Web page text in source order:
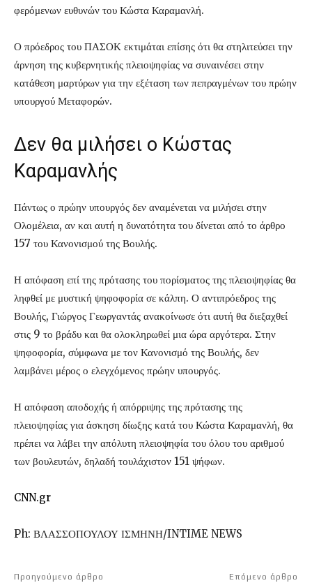
φερόμενων ευθυνών του Κώστα Καραμανλή.
Ο πρόεδρος του ΠΑΣΟΚ εκτιμάται επίσης ότι θα στηλιτεύσει την
άρνηση της κυβερνητικής πλειοψηφίας να συναινέσει στην
κατάθεση μαρτύρων για την εξέταση των πεπραγμένων του πρώην
υπουργού Μεταφορών.
Δεν θα μιλήσει ο Κώστας
Καραμανλής
Πάντως ο πρώην υπουργός δεν αναμένεται να μιλήσει στην
Ολομέλεια, αν και αυτή η δυνατότητα του δίνεται από το άρθρο
157 του Κανονισμού της Βουλής.
Η απόφαση επί της πρότασης του πορίσματος της πλειοψηφίας θα
ληφθεί με μυστική ψηφοφορία σε κάλπη. Ο αντιπρόεδρος της
Βουλής, Γιώργος Γεωργαντάς ανακοίνωσε ότι αυτή θα διεξαχθεί
στις 9 το βράδυ και θα ολοκληρωθεί μια ώρα αργότερα. Στην
ψηφοφορία, σύμφωνα με τον Κανονισμό της Βουλής, δεν
λαμβάνει μέρος ο ελεγχόμενος πρώην υπουργός.
Η απόφαση αποδοχής ή απόρριψης της πρότασης της
πλειοψηφίας για άσκηση δίωξης κατά του Κώστα Καραμανλή, θα
πρέπει να λάβει την απόλυτη πλειοψηφία του όλου του αριθμού
των βουλευτών, δηλαδή τουλάχιστον 151 ψήφων.
CNN.gr
Ph: ΒΛΑΣΣΟΠΟΥΛΟΥ ΙΣΜΗΝΗ/INTIME NEWS
Προηγούμενο άρθρο Επόμενο άρθρο